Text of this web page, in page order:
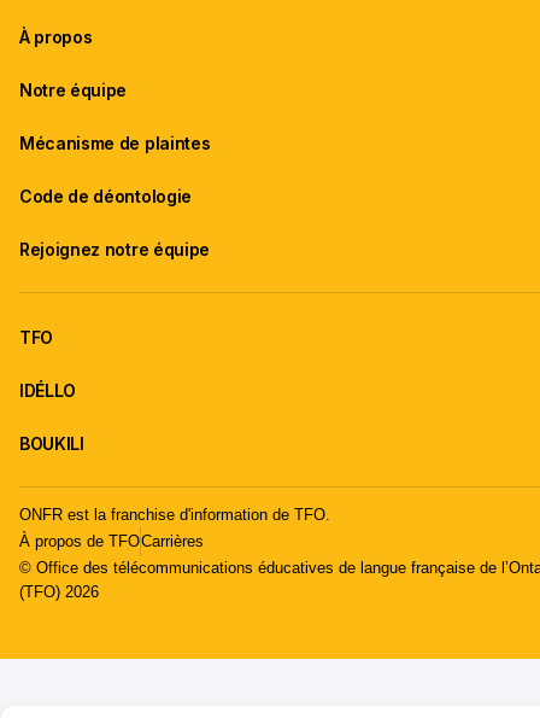
À propos
Notre équipe
Mécanisme de plaintes
Code de déontologie
Rejoignez notre équipe
TFO
IDÉLLO
BOUKILI
ONFR est la franchise d'information de TFO.
À propos de TFOCarrières
© Office des télécommunications éducatives de langue française de
(TFO) 2026